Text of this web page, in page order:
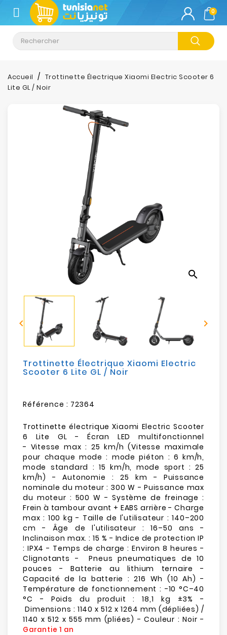
CATÉGORIE
Climatisation
Informatique
Electroménager
Sécurité
Mobilités
0
Accueil
Trottinette Électrique Xiaomi Electric Scooter 6
Lite GL / Noir
search
 
Trottinette Électrique Xiaomi Electric
Scooter 6 Lite GL / Noir
Référence : 72364
Trottinette électrique Xiaomi Electric Scooter
6 Lite GL - Écran LED multifonctionnel
- Vitesse max : 25 km/h (Vitesse maximale
pour chaque mode : mode piéton : 6 km/h,
mode standard : 15 km/h, mode sport : 25
km/h) - Autonomie : 25 km - Puissance
nominale du moteur : 300 W - Puissance max
du moteur : 500 W - Système de freinage :
Frein à tambour avant + EABS arrière - Charge
max : 100 kg - Taille de l'utilisateur : 140–200
cm - Âge de l'utilisateur : 16–50 ans -
Inclinaison max. : 15 % - Indice de protection IP
: IPX4 - Temps de charge : Environ 8 heures -
Clignotants - Pneus pneumatiques de 10
pouces - Batterie au lithium ternaire -
Capacité de la batterie : 216 Wh (10 Ah) -
Température de fonctionnement : -10 °C–40
°C - Poids du produit : 18,1 kg ±3% -
Dimensions : 1140 x 512 x 1264 mm (dépliées) /
1140 x 512 x 555 mm (pliées) - Couleur : Noir -
Garantie 1 an